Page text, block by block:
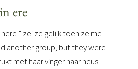
ere
zei ze gelijk toen ze me
another group, but they were
met haar vinger haar neus